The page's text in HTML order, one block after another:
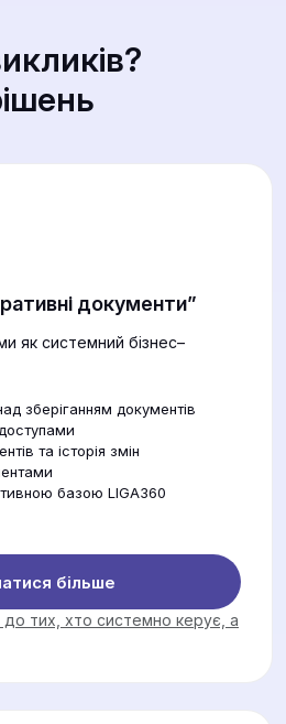
документи”
як системний бізнес–
зберіганням документів
та історія змін
базою LIGA360
більше
тих, хто системно керує, а